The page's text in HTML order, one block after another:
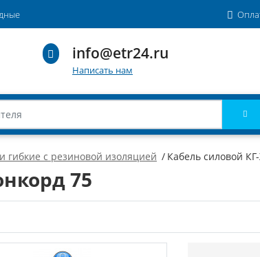
info@etr24.ru
Написать нам
гибкие с резиновой изоляцией Кабель силовой
75